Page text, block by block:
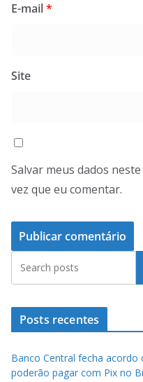
E-mail*
Site
Salvar meus dados
vez que eu comentar.
Posts recentes
Banco Central fecha acordo
poderão pagar com Pix no